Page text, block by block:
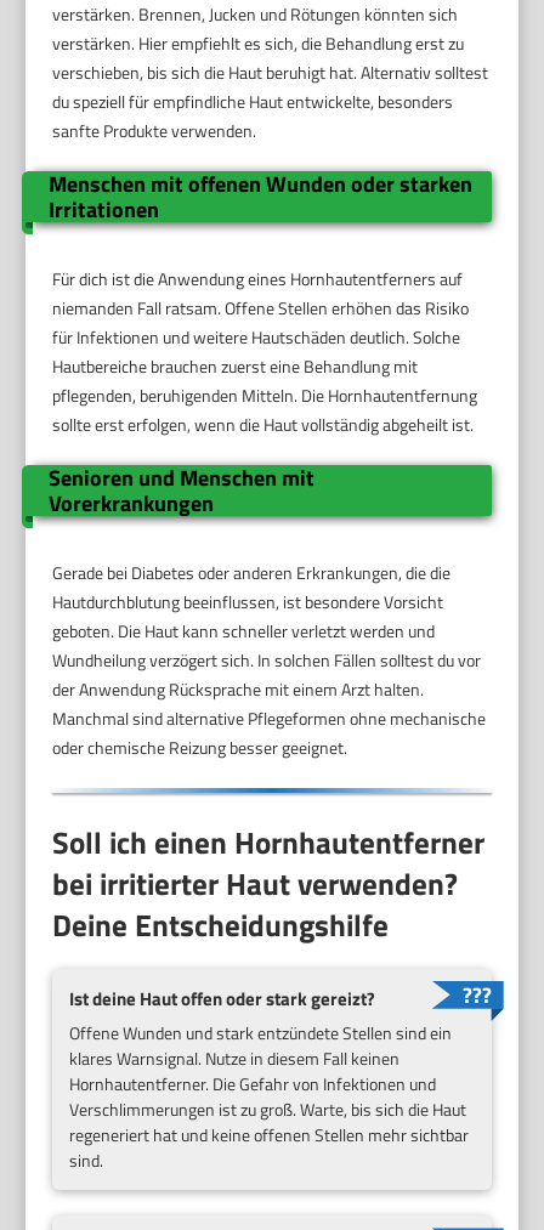
verstärken. Brennen, Jucken und Rötungen könnten sich
verstärken. Hier empfiehlt es sich, die Behandlung erst zu
verschieben, bis sich die Haut beruhigt hat. Alternativ solltest
du speziell für empfindliche Haut entwickelte, besonders
sanfte Produkte verwenden.
Menschen mit offenen Wunden oder starken
Irritationen
Für dich ist die Anwendung eines Hornhautentferners auf
niemanden Fall ratsam. Offene Stellen erhöhen das Risiko
für Infektionen und weitere Hautschäden deutlich. Solche
Hautbereiche brauchen zuerst eine Behandlung mit
pflegenden, beruhigenden Mitteln. Die Hornhautentfernung
sollte erst erfolgen, wenn die Haut vollständig abgeheilt ist.
Senioren und Menschen mit
Vorerkrankungen
Gerade bei Diabetes oder anderen Erkrankungen, die die
Hautdurchblutung beeinflussen, ist besondere Vorsicht
geboten. Die Haut kann schneller verletzt werden und
Wundheilung verzögert sich. In solchen Fällen solltest du vor
der Anwendung Rücksprache mit einem Arzt halten.
Manchmal sind alternative Pflegeformen ohne mechanische
oder chemische Reizung besser geeignet.
Soll ich einen Hornhautentferner
bei irritierter Haut verwenden?
Deine Entscheidungshilfe
Ist deine Haut offen oder stark gereizt?
Offene Wunden und stark entzündete Stellen sind ein
klares Warnsignal. Nutze in diesem Fall keinen
Hornhautentferner. Die Gefahr von Infektionen und
Verschlimmerungen ist zu groß. Warte, bis sich die Haut
regeneriert hat und keine offenen Stellen mehr sichtbar
sind.